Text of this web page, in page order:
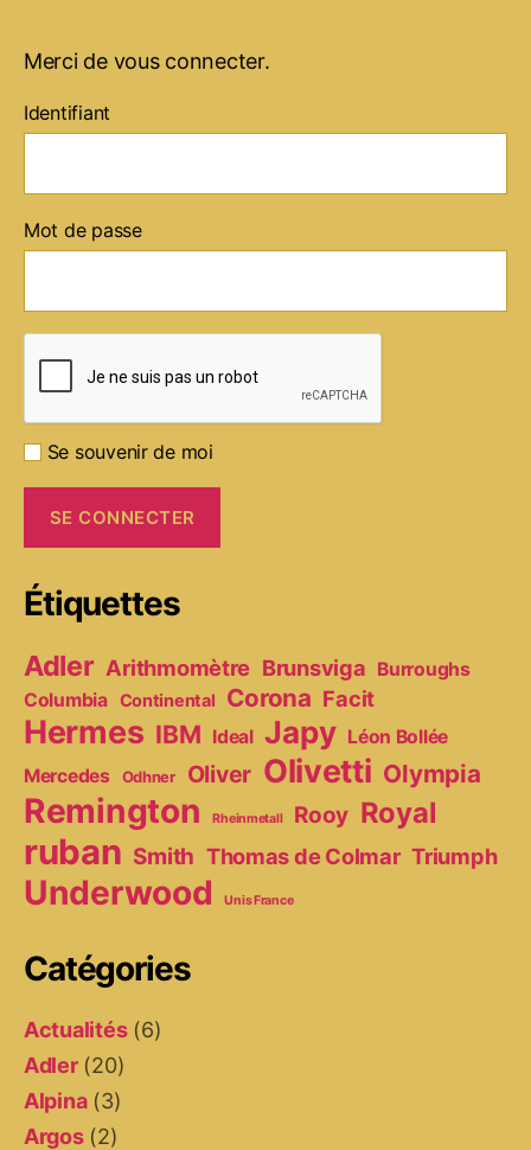
Merci de vous connecter.
Identifiant
Mot de passe
Se souvenir de moi
Étiquettes
Adler Arithmomètre Brunsviga Burroughs
Columbia Continental Corona Facit
Hermes IBM Ideal Japy Léon Bollée
Mercedes
Odhner Oliver Olivetti Olympia
Remington Rheinmetall Rooy Royal
ruban Smith Thomas de Colmar Triumph
Underwood Unis France
Catégories
Actualités(6)
Adler(20)
Alpina(3)
Argos(2)